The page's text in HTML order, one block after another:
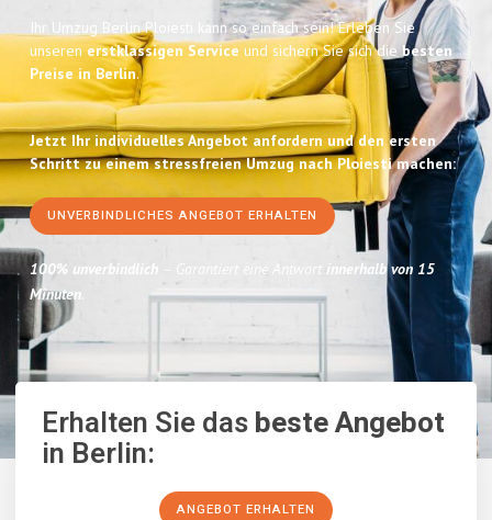
Ihr Umzug Berlin Ploiesti kann so einfach sein! Erleben Sie
unserenerstklassigen Serviceund sichern Sie sich diebesten
Preise in Berlin.
Jetzt Ihr individuelles Angebot anfordern und den ersten
Schritt zu einem stressfreien Umzug nach Ploiesti machen:
UNVERBINDLICHES ANGEBOT ERHALTEN
100% unverbindlich – Garantiert eine Antwort innerhalb von 15
Minuten.
Erhalten Sie dasbeste Angebot
in Berlin:
ANGEBOT ERHALTEN